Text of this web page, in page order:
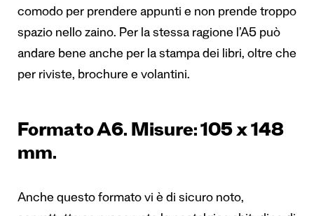
comodo per prendere appunti e non prende troppo
spazio nello zaino. Per la stessa ragione l’A5 può
andare bene anche per la stampa dei libri, oltre che
per riviste, brochure e volantini.
Formato A6. Misure: 105 x 148
mm.
Anche questo formato vi è di sicuro noto,